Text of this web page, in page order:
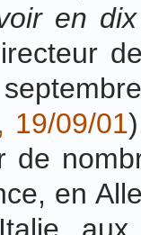
en
19/09/01
de
en